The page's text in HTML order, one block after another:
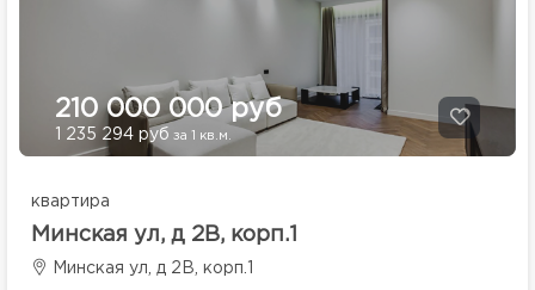
210 000 000 руб
1 235 294 руб за 1 кв.м.
квартира
Минская ул, д 2В, корп.1
Минская ул, д 2В, корп.1